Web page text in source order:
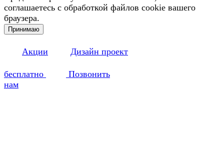
соглашаетесь с обработкой файлов cookie вашего
браузера.
Принимаю
Акции Дизайн проект
бесплатно
Позвонить
нам